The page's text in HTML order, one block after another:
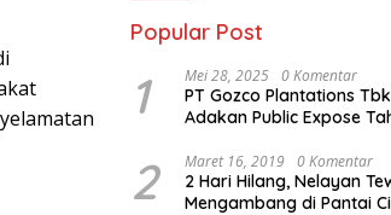
Popular Post
1 Mei 28, 2025 0 Komentar
PT Gozco Plantations
Adakan Public Expose
2 Maret 16, 2019 0 Komentar
2 Hari Hilang, Nelayan
Mengambang di Pantai